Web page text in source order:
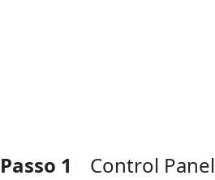
Passo 1 Control Panel